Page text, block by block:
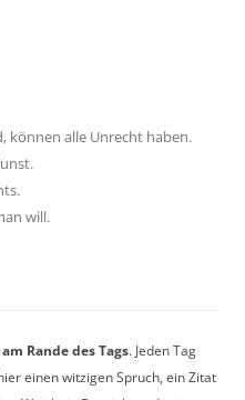
können alle Unrecht haben.
will.
Rande des Tags. Jeden Tag
einen witzigen Spruch, ein Zitat